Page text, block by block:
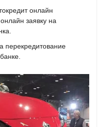
онлайн
заявку на
перекредитование